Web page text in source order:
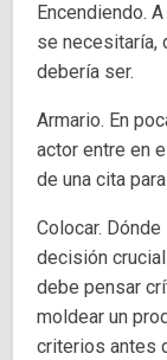
Encendiendo.
se necesitaría,
debería ser.
Armario. En
actor entre en
de una cita
Colocar.
decisión
debe pensar
moldear un
criterios antes